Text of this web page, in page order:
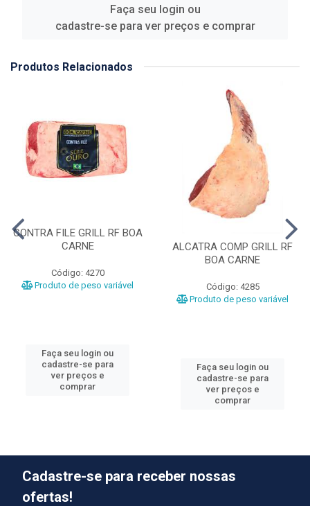
Faça seu login ou
cadastre-se para ver preços e comprar
Produtos Relacionados
CONTRA FILE GRILL RF BOA
CARNE
Código: 4270
Produto de peso variável
Faça seu login ou
cadastre-se para
ver preços e
comprar
ALCATRA COMP GRILL RF
BOA CARNE
Código: 4285
Produto de peso variável
Faça seu login ou
cadastre-se para
ver preços e
comprar
Cadastre-se para receber nossas
ofertas!